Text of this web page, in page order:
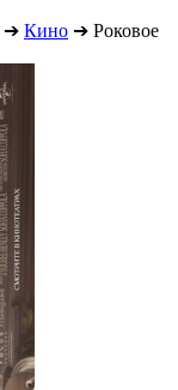
➔ Кино ➔ Роковое